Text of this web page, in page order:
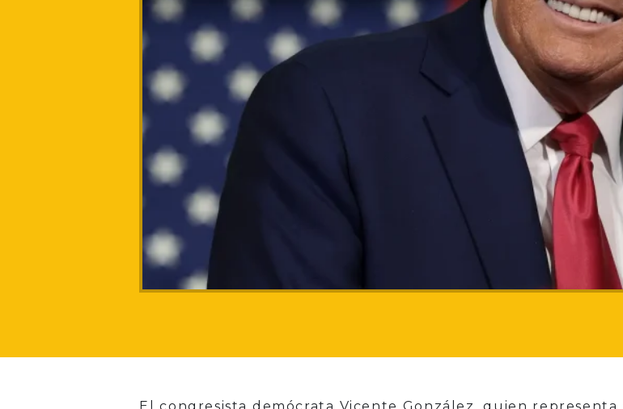
El congresista demócrata Vicente González, quien